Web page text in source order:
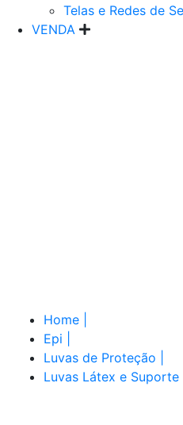
Telas e Redes de
VENDA
Home
Epi
Luvas de Proteção
Luvas Látex e Suporte